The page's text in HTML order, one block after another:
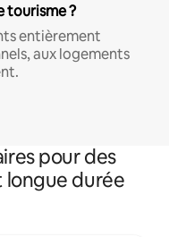
tourisme ?
entièrement
aux logements
pour des
longue durée